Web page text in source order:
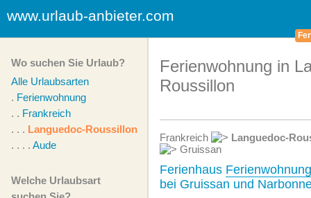
www.urlaub-anbieter.com
Wo suchen Sie Urlaub?
Alle Urlaubsarten
. Ferienwohnung
. . Frankreich
. . . Languedoc-Roussillon
. . . . Aude
Welche Urlaubsart
Ferienwohnung in
Roussillon
Frankreich
Languedoc-
Gruissan
Ferienhaus Ferienwohnung
bei Gruissan und